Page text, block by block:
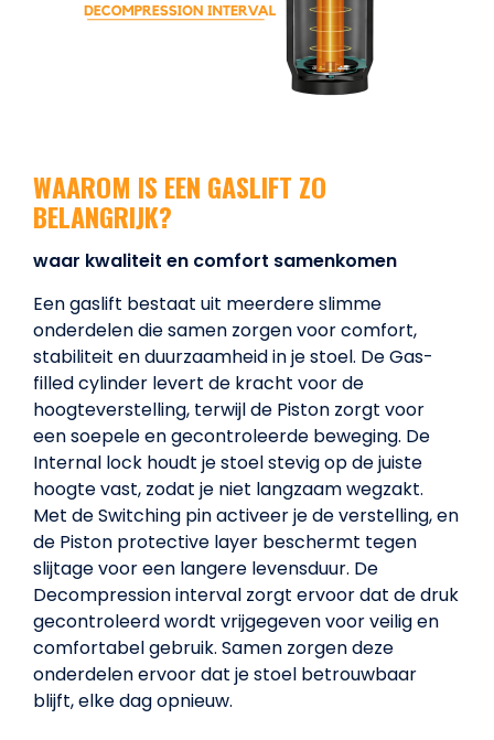
WAAROM IS EEN GASLIFT ZO
BELANGRIJK?
waar kwaliteit en comfort samenkomen
Een gaslift bestaat uit meerdere slimme
onderdelen die samen zorgen voor comfort,
stabiliteit en duurzaamheid in je stoel. De Gas-
filled cylinder levert de kracht voor de
hoogteverstelling, terwijl de Piston zorgt voor
een soepele en gecontroleerde beweging. De
Internal lock houdt je stoel stevig op de juiste
hoogte vast, zodat je niet langzaam wegzakt.
Met de Switching pin activeer je de verstelling, en
de Piston protective layer beschermt tegen
slijtage voor een langere levensduur. De
Decompression interval zorgt ervoor dat de druk
gecontroleerd wordt vrijgegeven voor veilig en
comfortabel gebruik. Samen zorgen deze
onderdelen ervoor dat je stoel betrouwbaar
blijft, elke dag opnieuw.